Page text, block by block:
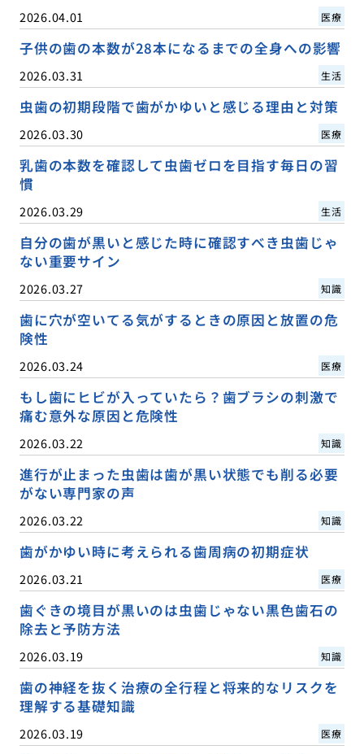
2026.04.01 医療
子供の歯の本数が28本になるまでの全身への影響
2026.03.31 生活
虫歯の初期段階で歯がかゆいと感じる理由と対策
2026.03.30 医療
乳歯の本数を確認して虫歯ゼロを目指す毎日の習
慣
2026.03.29 生活
自分の歯が黒いと感じた時に確認すべき虫歯じゃ
ない重要サイン
2026.03.27 知識
歯に穴が空いてる気がするときの原因と放置の危
険性
2026.03.24 医療
もし歯にヒビが入っていたら？歯ブラシの刺激で
痛む意外な原因と危険性
2026.03.22 知識
進行が止まった虫歯は歯が黒い状態でも削る必要
がない専門家の声
2026.03.22 知識
歯がかゆい時に考えられる歯周病の初期症状
2026.03.21 医療
歯ぐきの境目が黒いのは虫歯じゃない黒色歯石の
除去と予防方法
2026.03.19 知識
歯の神経を抜く治療の全行程と将来的なリスクを
理解する基礎知識
2026.03.19 医療